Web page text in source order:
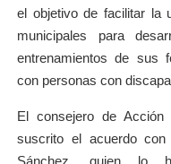
el objetivo de facilitar la
municipales para
entrenamientos de sus
con personas con
El consejero de
suscrito el acuerdo